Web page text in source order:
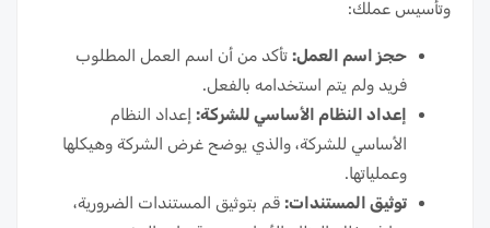
وتأسيس عملك:
حجز اسم العمل: تأكد من أن اسم العمل المطلوب
فريد ولم يتم استخدامه بالفعل.
إعداد النظام الأساسي للشركة: إعداد النظام
الأساسي للشركة، والذي يوضح غرض الشركة وهيكلها
وعملياتها.
توثيق المستندات: قم بتوثيق المستندات الضرورية،